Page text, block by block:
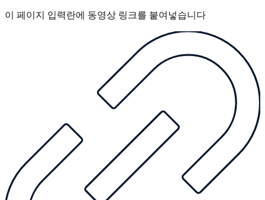
이 페이지 입력란에 동영상 링크를 붙여넣습니다